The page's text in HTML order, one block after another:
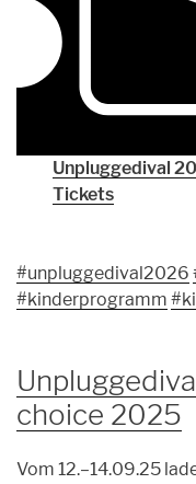
Unpluggedival
Tickets
#unpluggedival2026
#kinderprogramm
choice 2025
Vom 12.–14.09.25